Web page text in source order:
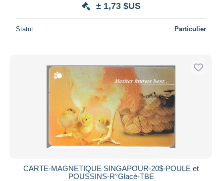
± 1,73 $US
Statut Particulier
CARTE-MAGNETIQUE SINGAPOUR-20$-POULE et
POUSSINS-R°Glacé-TBE